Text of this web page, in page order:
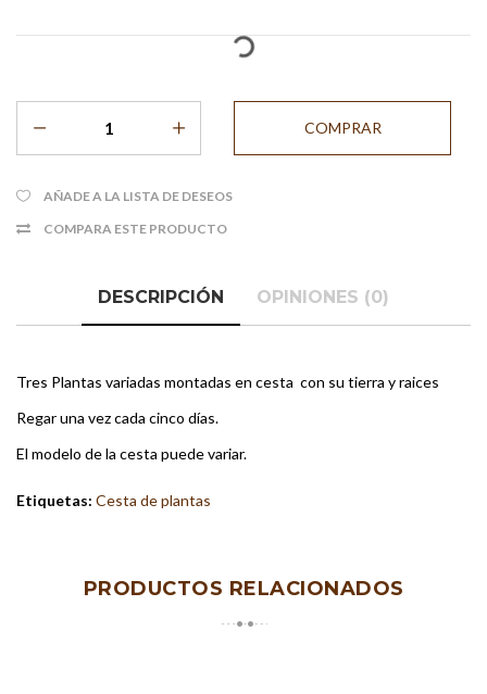
AÑADE A LA LISTA DE DESEOS
COMPARA ESTE PRODUCTO
DESCRIPCIÓN OPINIONES (0)
Tres Plantas variadas montadas en cesta con su tierra y raices
Regar una vez cada cinco días.
El modelo de la cesta puede variar.
Etiquetas: Cesta de plantas
PRODUCTOS RELACIONADOS